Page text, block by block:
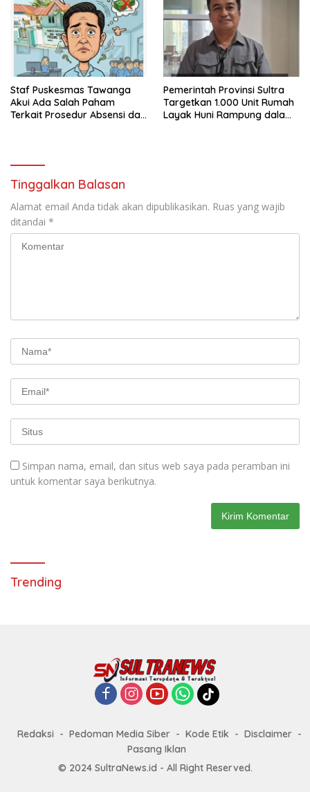
Staf Puskesmas Tawanga
Akui Ada Salah Paham
Terkait Prosedur Absensi dan
Pemerintah Provinsi Sultra
Targetkan 1.000 Unit Rumah
Layak Huni Rampung dalam
Tinggalkan Balasan
Alamat email Anda tidak akan dipublikasikan. Ruas yang wajib
ditandai *
Simpan nama, email, dan situs web saya pada peramban ini
untuk komentar saya berikutnya.
Trending
Redaksi Pedoman Media Siber Kode Etik
Disclaimer
Pasang Iklan
© 2024 SultraNews.id - All Right Reserved.